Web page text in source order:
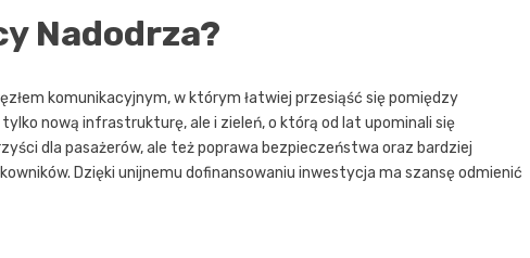
Nadodrza?
komunikacyjnym, w którym łatwiej przesiąść się pomiędzy
nową infrastrukturę, ale i zieleń, o którą od lat upominali się
dla pasażerów, ale też poprawa bezpieczeństwa oraz bardziej
Dzięki unijnemu dofinansowaniu inwestycja ma szansę odmienić